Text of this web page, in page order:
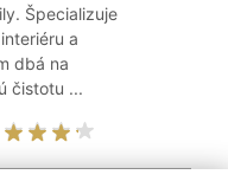
Špecializuje
a
dbá na
čistotu ...